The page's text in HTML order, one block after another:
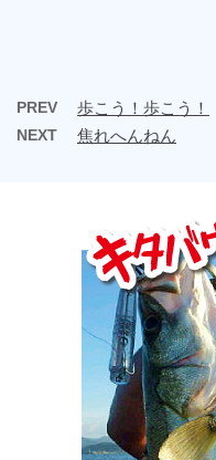
PREV 歩こう！歩こう！
NEXT 焦れへんねん